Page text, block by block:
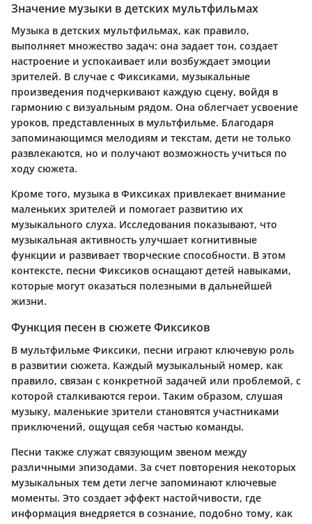
Значение музыки в детских мультфильмах
Музыка в детских мультфильмах, как правило,
выполняет множество задач: она задает тон, создает
настроение и успокаивает или возбуждает эмоции
зрителей. В случае с Фиксиками, музыкальные
произведения подчеркивают каждую сцену, войдя в
гармонию с визуальным рядом. Она облегчает усвоение
уроков, представленных в мультфильме. Благодаря
запоминающимся мелодиям и текстам, дети не только
развлекаются, но и получают возможность учиться по
ходу сюжета.
Кроме того, музыка в Фиксиках привлекает внимание
маленьких зрителей и помогает развитию их
музыкального слуха. Исследования показывают, что
музыкальная активность улучшает когнитивные
функции и развивает творческие способности. В этом
контексте, песни Фиксиков оснащают детей навыками,
которые могут оказаться полезными в дальнейшей
жизни.
Функция песен в сюжете Фиксиков
В мультфильме Фиксики, песни играют ключевую роль
в развитии сюжета. Каждый музыкальный номер, как
правило, связан с конкретной задачей или проблемой, с
которой сталкиваются герои. Таким образом, слушая
музыку, маленькие зрители становятся участниками
приключений, ощущая себя частью команды.
Песни также служат связующим звеном между
различными эпизодами. За счет повторения некоторых
музыкальных тем дети легче запоминают ключевые
моменты. Это создает эффект настойчивости, где
информация внедряется в сознание, подобно тому, как